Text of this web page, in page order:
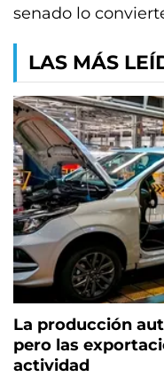
senado lo
LAS MÁS
La producción
pero las
actividad